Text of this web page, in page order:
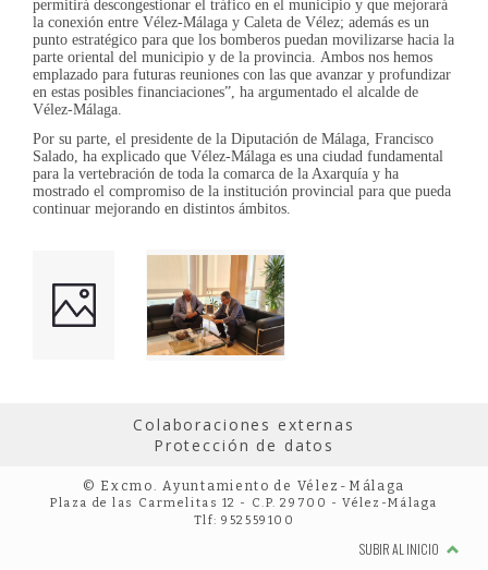
permitirá descongestionar el tráfico en el municipio y que mejorará
la conexión entre Vélez-Málaga y Caleta de Vélez; además es un
punto estratégico para que los bomberos puedan movilizarse hacia la
parte oriental del municipio y de la provincia. Ambos nos hemos
emplazado para futuras reuniones con las que avanzar y profundizar
en estas posibles financiaciones”, ha argumentado el alcalde de
Vélez-Málaga.
Por su parte, el presidente de la Diputación de Málaga, Francisco
Salado, ha explicado que Vélez-Málaga es una ciudad fundamental
para la vertebración de toda la comarca de la Axarquía y ha
mostrado el compromiso de la institución provincial para que pueda
continuar mejorando en distintos ámbitos.
Colaboraciones externas
Protección de datos
© Excmo. Ayuntamiento de Vélez-Málaga
Plaza de las Carmelitas 12 - C.P. 29700 - Vélez-Málaga
Tlf: 952559100
SUBIR AL INICIO